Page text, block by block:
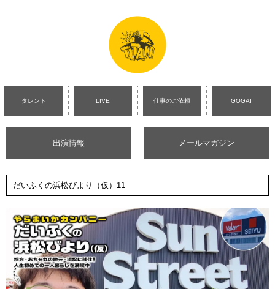
タレント LIVE 仕事のご依頼 GOGAI
出演情報 メールマガジン
だいふくの浜松びより（仮）11